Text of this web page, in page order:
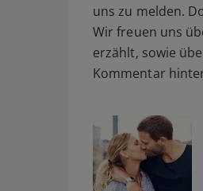
uns zu melden.
Wir freuen uns
erzählt, sowie
Kommentar